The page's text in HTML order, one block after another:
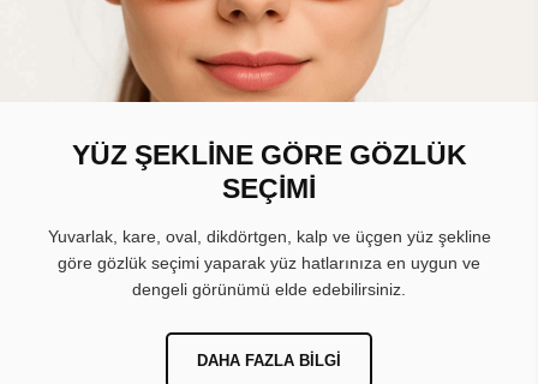
YÜZ ŞEKLİNE GÖRE GÖZLÜK
SEÇİMİ
Yuvarlak, kare, oval, dikdörtgen, kalp ve üçgen yüz şekline
göre gözlük seçimi yaparak yüz hatlarınıza en uygun ve
dengeli görünümü elde edebilirsiniz.
DAHA FAZLA BILGI